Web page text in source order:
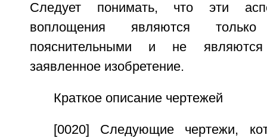
Следует понимать, что эти
воплощения являются
пояснительными и не являются
заявленное изобретение.
Краткое описание чертежей
[0020] Следующие чертежи,